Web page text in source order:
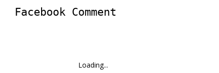
Facebook Comment
Loading...